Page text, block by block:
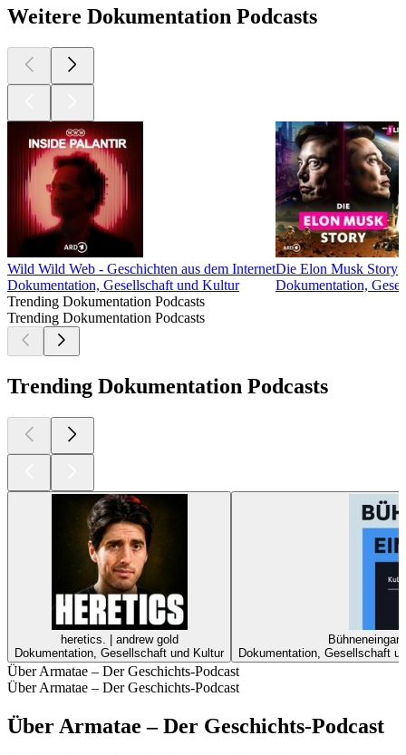
Weitere Dokumentation Podcasts
Wild Wild Web - Geschichten aus dem Internet
Dokumentation, Gesellschaft und Kultur
Die Elon Musk Story
Dokumentation,
Trending Dokumentation Podcasts
Trending Dokumentation Podcasts
Trending Dokumentation Podcasts
heretics. | andrew gold
Dokumentation, Gesellschaft und Kultur
Dokumentation, Gesellschaft
Über Armatae – Der Geschichts-Podcast
Über Armatae – Der Geschichts-Podcast
Über Armatae – Der Geschichts-Podcast